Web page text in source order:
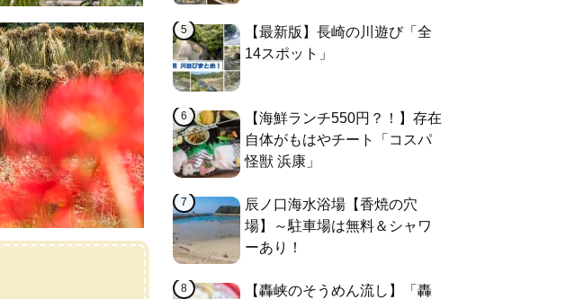
【最新版】長崎の川遊び「全
14スポット」
【海鮮ランチ550円？！】存在
自体がもはやチート「コスパ
怪獣 浜康」
辰ノ口海水浴場【香焼の穴
場】～駐車場は無料＆シャワ
ーあり！
【轟峡のそうめん流し】「轟